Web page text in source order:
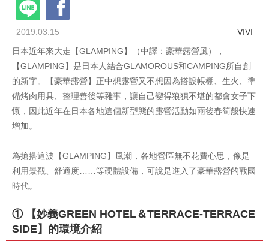
2019.03.15
VIVI
日本近年來大走【GLAMPING】（中譯：豪華露營風），
【GLAMPING】是日本人結合GLAMOROUS和CAMPING所自創
的新字。【豪華露營】正中想露營又不想因為搭設帳棚、生火、準
備烤肉用具、整理善後等雜事，讓自己變得狼狽不堪的都會女子下
懷，因此近年在日本各地這個新型態的露營活動如雨後春筍般快速
增加。
為搶搭這波【GLAMPING】風潮，各地營區無不花費心思，像是
利用景觀、舒適度……等硬體設備，可說是進入了豪華露營的戰國
時代。
① 【妙義GREEN HOTEL＆TERRACE-TERRACE
SIDE】的環境介紹